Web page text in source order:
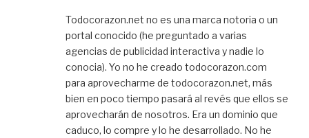
Todocorazon.net no es una marca notoria o un
portal conocido (he preguntado a varias
agencias de publicidad interactiva y nadie lo
conocia). Yo no he creado todocorazon.com
para aprovecharme de todocorazon.net, más
bien en poco tiempo pasará al revés que ellos se
aprovecharán de nosotros. Era un dominio que
caduco, lo compre y lo he desarrollado. No he